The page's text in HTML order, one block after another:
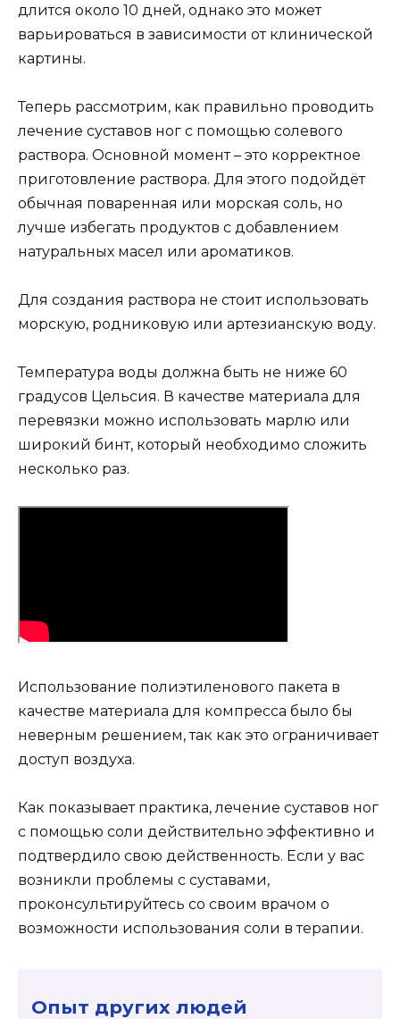
длится около 10 дней, однако это может
варьироваться в зависимости от клинической
картины.
Теперь рассмотрим, как правильно проводить
лечение суставов ног с помощью солевого
раствора. Основной момент – это корректное
приготовление раствора. Для этого подойдёт
обычная поваренная или морская соль, но
лучше избегать продуктов с добавлением
натуральных масел или ароматиков.
Для создания раствора не стоит использовать
морскую, родниковую или артезианскую воду.
Температура воды должна быть не ниже 60
градусов Цельсия. В качестве материала для
перевязки можно использовать марлю или
широкий бинт, который необходимо сложить
несколько раз.
Использование полиэтиленового пакета в
качестве материала для компресса было бы
неверным решением, так как это ограничивает
доступ воздуха.
Как показывает практика, лечение суставов ног
с помощью соли действительно эффективно и
подтвердило свою действенность. Если у вас
возникли проблемы с суставами,
проконсультируйтесь со своим врачом о
возможности использования соли в терапии.
Опыт других людей